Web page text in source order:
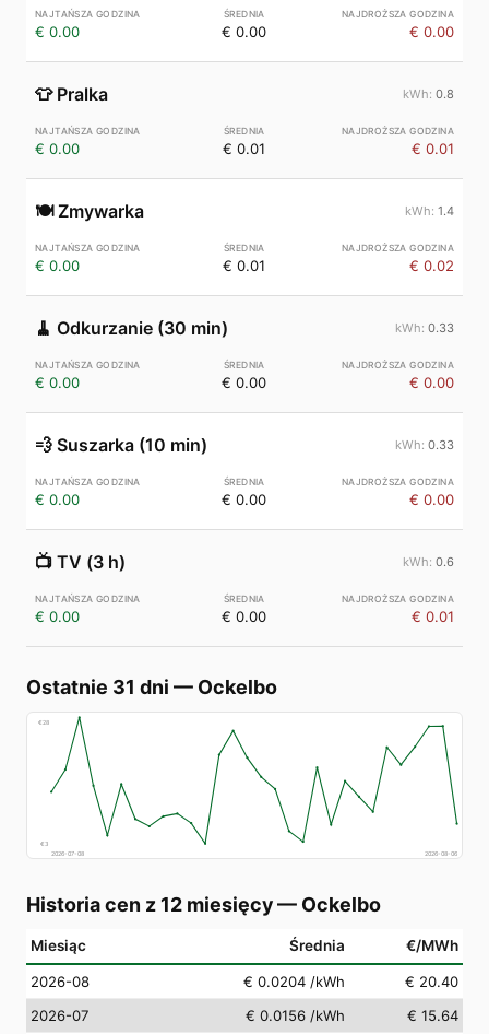
€ 0.00 € 0.00 € 0.00
👕 Pralka 0.8
€ 0.00 € 0.01 € 0.01
🍽️ Zmywarka 1.4
€ 0.00 € 0.01 € 0.02
🧹 Odkurzanie (30 min) 0.33
€ 0.00 € 0.00 € 0.00
💨 Suszarka (10 min) 0.33
€ 0.00 € 0.00 € 0.00
📺 TV (3 h) 0.6
€ 0.00 € 0.00 € 0.01
Ostatnie 31 dni — Ockelbo
€28
€3
2026-07-08
2026-08-06
Historia cen z 12 miesięcy— Ockelbo
Miesiąc Średnia €/MWh
2026-08 € 0.0204 /kWh
€ 20.40
2026-07
€ 0.0156 /kWh
€ 15.64